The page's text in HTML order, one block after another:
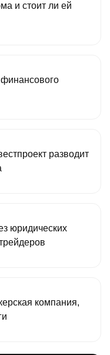
и стоит ли ей
разводит
юридических
компания,